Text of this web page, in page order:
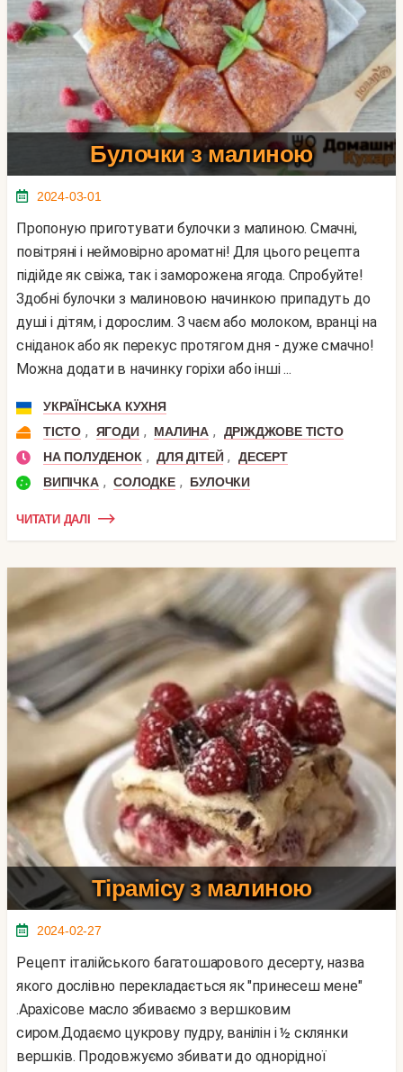
Булочки з малиною
2024-03-01
Пропоную приготувати булочки з малиною. Смачні,
повітряні і неймовірно ароматні! Для цього рецепта
підійде як свіжа, так і заморожена ягода. Спробуйте!
Здобні булочки з малиновою начинкою припадуть до
душі і дітям, і дорослим. З чаєм або молоком, вранці на
сніданок або як перекус протягом дня - дуже смачно!
Можна додати в начинку горіхи або інші ...
УКРАЇНСЬКА КУХНЯ
ТІСТО , ЯГОДИ , МАЛИНА ,
ДРІЖДЖОВЕ ТІСТО
НА ПОЛУДЕНОК , ДЛЯ ДІТЕЙ ,
ДЕСЕРТ
ВИПІЧКА , СОЛОДКЕ , БУЛОЧКИ
ЧИТАТИ ДАЛІ
Тірамісу з малиною
2024-02-27
Рецепт італійського багатошарового десерту, назва
якого дослівно перекладається як "принесеш мене"
.Арахісове масло збиваємо з вершковим
сиром.Додаємо цукрову пудру, ванілін і ½ склянки
вершків. Продовжуємо збивати до однорідної